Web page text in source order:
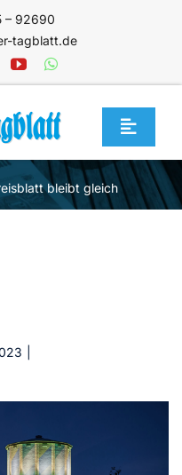
– 92690
tagblatt.de
Toggle
bleibt gleich